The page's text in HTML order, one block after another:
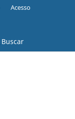
Buscar
Acesso